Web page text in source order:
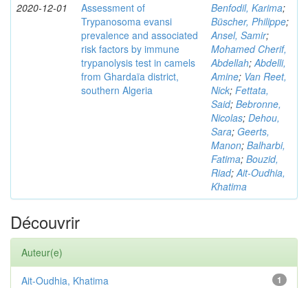
2020-12-01
Assessment of
Trypanosoma evansi
prevalence and associated
risk factors by immune
trypanolysis test in camels
from Ghardaïa district,
southern Algeria
Benfodil, Karima;
Büscher, Philippe;
Ansel, Samir;
Mohamed Cherif,
Abdellah;Abdelli,
Amine; Van Reet,
Nick; Fettata,
Said; Bebronne,
Nicolas; Dehou,
Sara; Geerts,
Manon; Balharbi,
Fatima; Bouzid,
Riad;Ait-Oudhia,
Khatima
Découvrir
Auteur(e)
1
Ait-Oudhia, Khatima